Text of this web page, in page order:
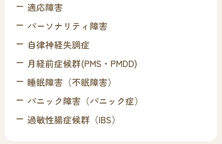
適応障害
パーソナリティ障害
自律神経失調症
月経前症候群(PMS・PMDD)
睡眠障害（不眠障害）
パニック障害（パニック症）
過敏性腸症候群（IBS）